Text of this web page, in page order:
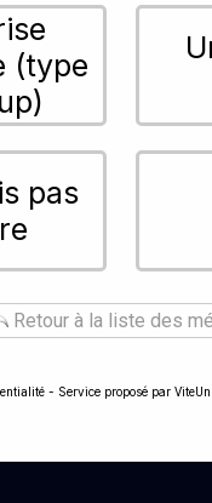
(type
pas
Retour à la liste des
- Service proposé par